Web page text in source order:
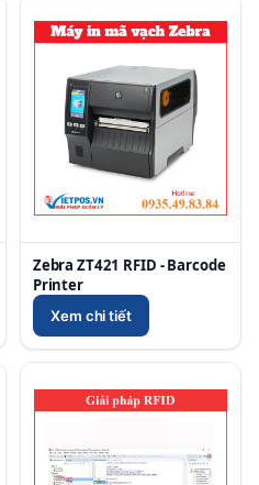
Zebra ZT421 RFID - Barcode
Printer
Xem chi tiết